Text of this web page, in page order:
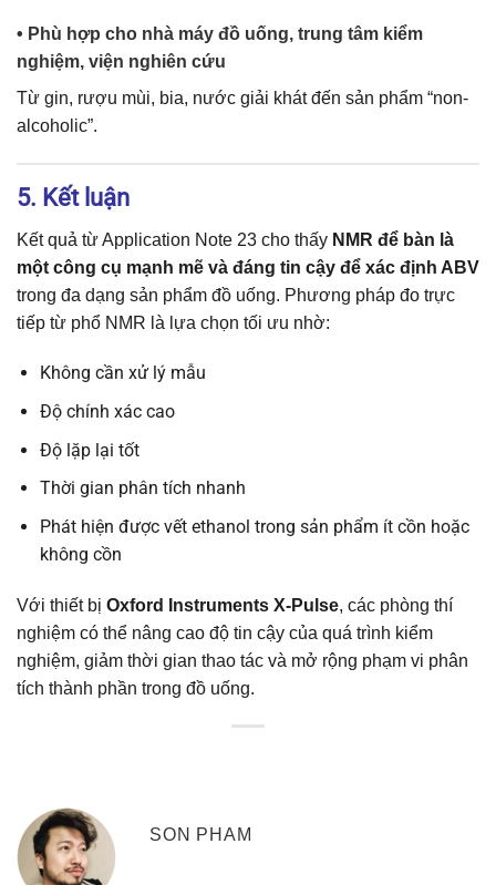
• Phù hợp cho nhà máy đồ uống, trung tâm kiểm
nghiệm, viện nghiên cứu
Từ gin, rượu mùi, bia, nước giải khát đến sản phẩm “non-
alcoholic”.
5. Kết luận
Kết quả từ Application Note 23 cho thấy NMR để bàn là
một công cụ mạnh mẽ và đáng tin cậy để xác định ABV
trong đa dạng sản phẩm đồ uống. Phương pháp đo trực
tiếp từ phổ NMR là lựa chọn tối ưu nhờ:
Không cần xử lý mẫu
Độ chính xác cao
Độ lặp lại tốt
Thời gian phân tích nhanh
Phát hiện được vết ethanol trong sản phẩm ít cồn hoặc
không cồn
Với thiết bị Oxford Instruments X-Pulse, các phòng thí
nghiệm có thể nâng cao độ tin cậy của quá trình kiểm
nghiệm, giảm thời gian thao tác và mở rộng phạm vi phân
tích thành phần trong đồ uống.
SON PHAM